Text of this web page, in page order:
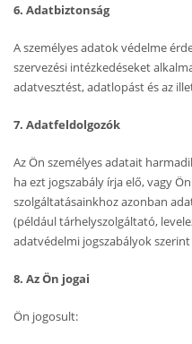
6. Adatbiztonság
A személyes adatok védelme
szervezési intézkedéseket
adatvesztést, adatlopást és az
7. Adatfeldolgozók
Az Ön személyes adatait
ha ezt jogszabály írja elő, vagy
szolgáltatásainkhoz azonban
(például tárhelyszolgáltató,
adatvédelmi jogszabályok
8. Az Ön jogai
Ön jogosult: